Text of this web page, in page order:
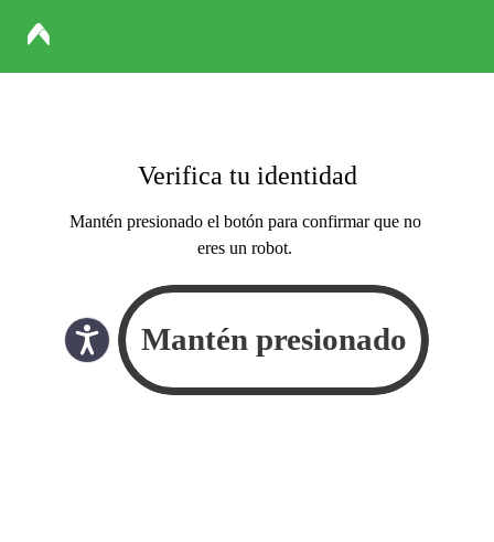
Verifica tu identidad
Mantén presionado el botón para confirmar que no
eres un robot.